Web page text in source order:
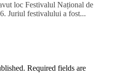
loc Festivalul Național de
Juriul festivalului a fost...
Required fields are